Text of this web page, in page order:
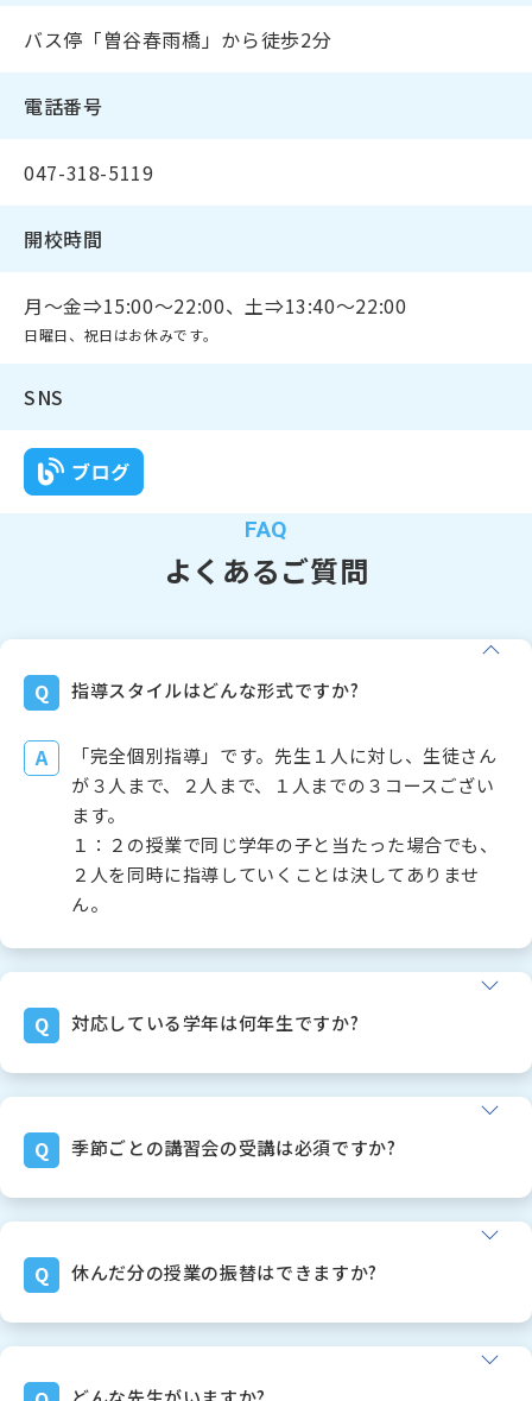
バス停「曽谷春雨橋」から徒歩2分
電話番号
047-318-5119
開校時間
月～金⇒15:00～22:00、土⇒13:40～22:00
日曜日、祝日はお休みです。
SNS
よくあるご質問
指導スタイルはどんな形式ですか?
「完全個別指導」です。先生１人に対し、生徒さん
が３人まで、２人まで、１人までの３コースござい
ます。
１：２の授業で同じ学年の子と当たった場合でも、
２人を同時に指導していくことは決してありませ
ん。
対応している学年は何年生ですか?
学校補習はもちろん、中学受験、高校受験、大学受
中学受験や高校受験を終えても通塾を続け、大学受
す。
くいます。
季節ごとの講習会の受講は必須ですか?
春休み、夏休み、冬休みなどの長期休み期間中も、
講習コマを追加で取るか取らないかは、完全に「ご
講習会の時に、急に高額な請求をし、必要以上に(過
休んだ分の授業の振替はできますか?
どこの塾様よりも、「優しく」対応させていただい